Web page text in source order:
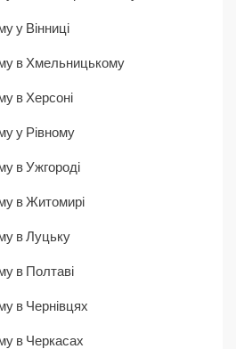
у Вінниці
в Хмельницькому
в Херсоні
у Рівному
в Ужгороді
в Житомирі
в Луцьку
в Полтаві
в Чернівцях
в Черкасах